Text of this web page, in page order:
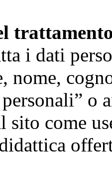
i dati
nome,
o
sito come